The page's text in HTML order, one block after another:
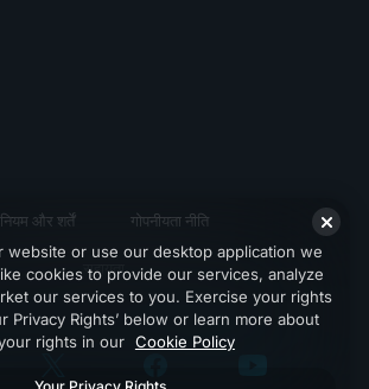
नियम और शर्तें गोपनीयता नीति
सहायता
website or use our desktop application we
cookies to provide our services, analyze
our services to you. Exercise your rights
Privacy Rights’ below or learn more about
rights in our Cookie Policy